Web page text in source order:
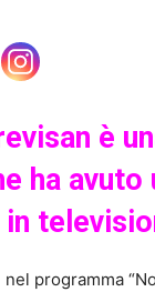
è
ha avuto
programma